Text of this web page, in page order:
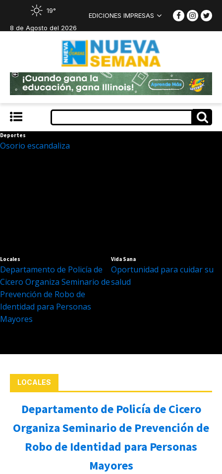
19°
8 de Agosto del 2026
EDICIONES IMPRESAS
Deportes
Osorio escandaliza
Locales
Departamento de Policía de
Cicero Organiza Seminario de
Prevención de Robo de
Identidad para Personas
Mayores
Vida Sana
Oportunidad para cuidar su
salud
LOCALES
Departamento de Policía de Cicero
Organiza Seminario de Prevención de
Robo de Identidad para Personas
Mayores